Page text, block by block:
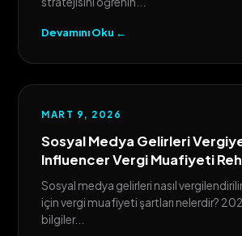
Devamını Oku ←
MART 9, 2026
Sosyal Medya Gelirleri
Influencer Vergi Muafiyeti
Sosyal medya gelirleri nasıl
için vergi muafiyeti şartları nelerdir?
bilgiler...